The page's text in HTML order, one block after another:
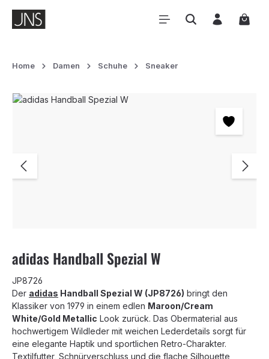
Zum Hauptinhalt springen
Home Damen Schuhe Sneaker
Bildergalerie überspringen
adidas Handball Spezial W
JP8726
Der adidas Handball Spezial W (JP8726) bringt den
Klassiker von 1979 in einem edlen Maroon/Cream
White/Gold Metallic Look zurück. Das Obermaterial aus
hochwertigem Wildleder mit weichen Lederdetails sorgt für
eine elegante Haptik und sportlichen Retro-Charakter.
Textilfutter, Schnürverschluss und die flache Silhouette